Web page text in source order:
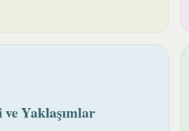
Yaklaşımlar